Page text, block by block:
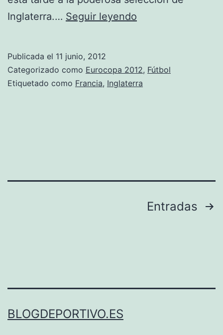
Inglaterra.… Seguir leyendo
¿a
por
Publicada el 11 junio, 2012
Categorizado como Eurocopa 2012, Fútbol
Etiquetado como Francia, Inglaterra
Entradas
BLOGDEPORTIVO.ES